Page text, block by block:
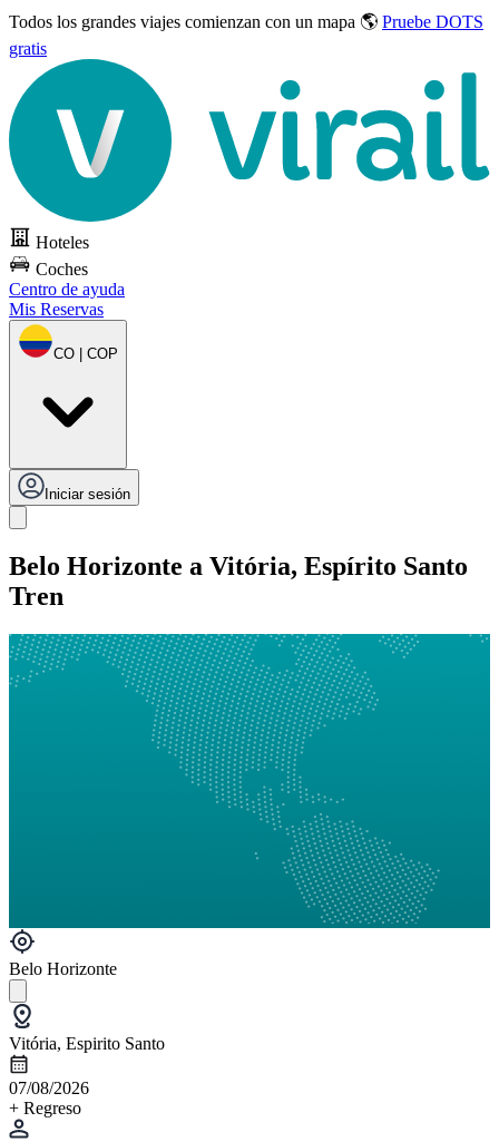
Todos los grandes viajes comienzan con un mapa 🌎 Pruebe DOTS
gratis
Hoteles
Coches
Centro de ayuda
Mis Reservas
CO | COP
Iniciar sesión
Belo Horizonte a Vitória, Espírito Santo
Tren
Belo Horizonte
Vitória, Espirito Santo
07/08/2026
+ Regreso